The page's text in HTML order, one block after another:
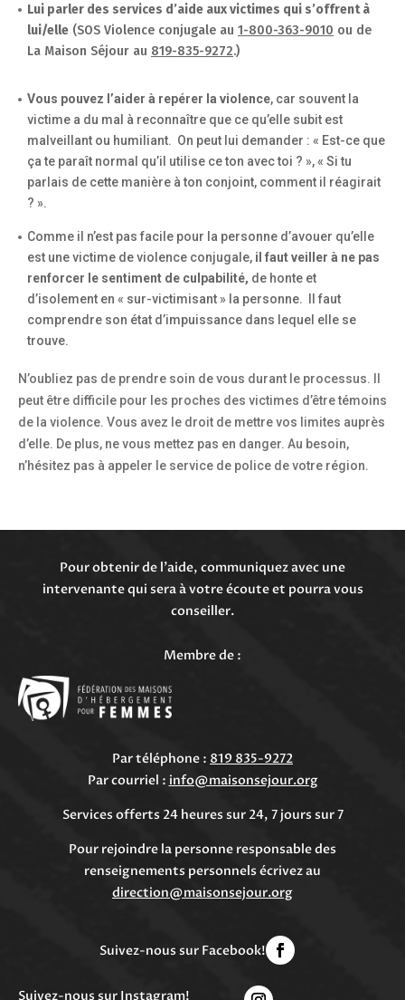
Lui parler des services d’aide aux victimes qui s’offrent à
lui/elle (SOS Violence conjugale au 1-800-363-9010 ou de
La Maison Séjour au 819-835-9272.)
Vous pouvez l’aider à repérer la violence, car souvent la
victime a du mal à reconnaître que ce qu’elle subit est
malveillant ou humiliant. On peut lui demander : « Est-ce que
ça te paraît normal qu’il utilise ce ton avec toi ? », « Si tu
parlais de cette manière à ton conjoint, comment il réagirait
? ».
Comme il n’est pas facile pour la personne d’avouer qu’elle
est une victime de violence conjugale, il faut veiller à ne pas
renforcer le sentiment de culpabilité, de honte et
d’isolement en « sur-victimisant » la personne. Il faut
comprendre son état d’impuissance dans lequel elle se
trouve.
N’oubliez pas de prendre soin de vous durant le processus. Il
peut être difficile pour les proches des victimes d’être témoins
de la violence. Vous avez le droit de mettre vos limites auprès
d’elle. De plus, ne vous mettez pas en danger. Au besoin,
n’hésitez pas à appeler le service de police de votre région.
Pour obtenir de l’aide, communiquez avec une
intervenante qui sera à votre écoute et pourra vous
conseiller.
Membre de :
Par téléphone : 819 835-9272
Par courriel : info@maisonsejour.org
Services offerts 24 heures sur 24, 7 jours sur 7
Pour rejoindre la personne responsable des
renseignements personnels écrivez au
direction@maisonsejour.org
Suivez-nous sur Facebook!
Suivez-nous sur Instagram!